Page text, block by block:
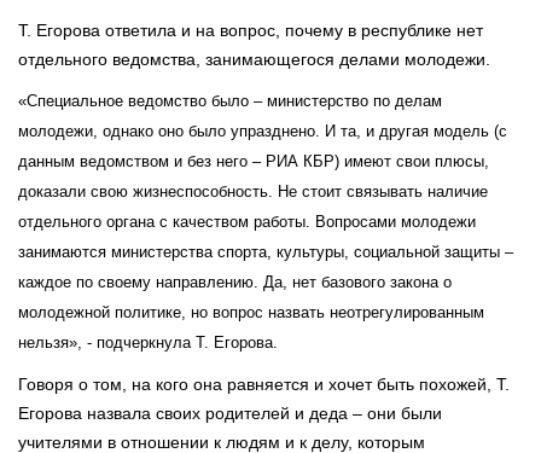
Т. Егорова ответила и на вопрос, почему в республике нет
отдельного ведомства, занимающегося делами молодежи.
«Специальное ведомство было – министерство по делам
молодежи, однако оно было упразднено. И та, и другая модель (с
данным ведомством и без него – РИА КБР) имеют свои плюсы,
доказали свою жизнеспособность. Не стоит связывать наличие
отдельного органа с качеством работы. Вопросами молодежи
занимаются министерства спорта, культуры, социальной защиты –
каждое по своему направлению. Да, нет базового закона о
молодежной политике, но вопрос назвать неотрегулированным
нельзя», - подчеркнула Т. Егорова.
Говоря о том, на кого она равняется и хочет быть похожей, Т.
Егорова назвала своих родителей и деда – они были
учителями в отношении к людям и к делу, которым